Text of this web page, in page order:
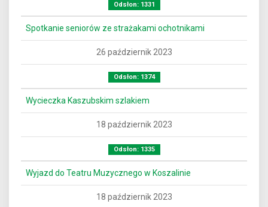
Odsłon: 1331
Spotkanie seniorów ze strażakami ochotnikami
26 październik 2023
Odsłon: 1374
Wycieczka Kaszubskim szlakiem
18 październik 2023
Odsłon: 1335
Wyjazd do Teatru Muzycznego w Koszalinie
18 październik 2023